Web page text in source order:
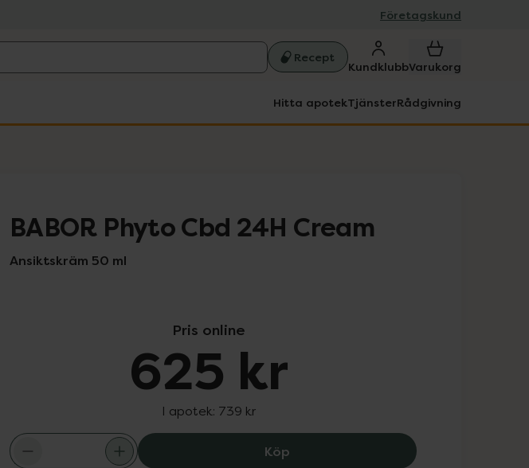
Företagskund
Recept
KundklubbVarukorg
Hitta apotekTjänsterRådgivning
BABOR Phyto Cbd 24H Cream
Ansiktskräm 50 ml
Pris online
625 kr
I apotek: 739 kr
Köp BABOR Phyto Cbd 24H Cream, 625 kr.